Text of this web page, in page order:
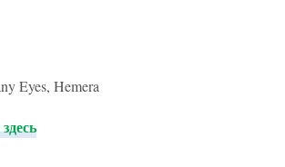
Eyes, Hemera